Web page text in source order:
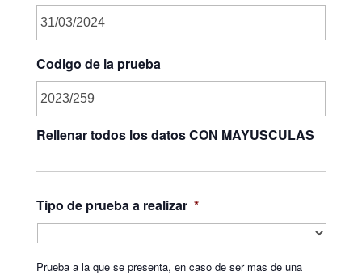
Codigo de la prueba
Rellenar todos los datos CON MAYUSCULAS
Tipo de prueba a realizar *
Prueba a la que se presenta, en caso de ser mas de una